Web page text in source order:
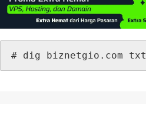
# dig biznetgio . com txt